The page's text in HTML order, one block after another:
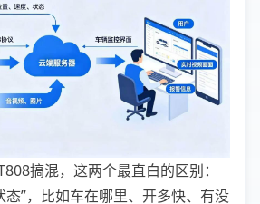
搞混，这两个最直白的区别：
态”，比如车在哪里、开多快、有没